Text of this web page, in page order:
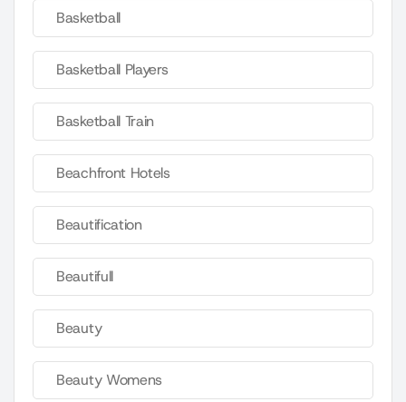
Basketball
Basketball Players
Basketball Train
Beachfront Hotels
Beautification
Beautifull
Beauty
Beauty Womens